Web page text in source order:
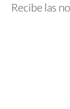
Recibe las